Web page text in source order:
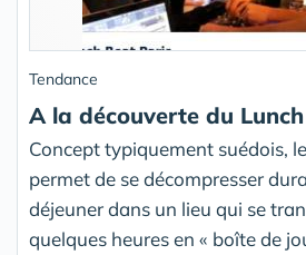
Tendance
A la découverte du
Concept typiquement suédois,
permet de se décompresser
déjeuner dans un lieu qui se
quelques heures en « boîte de